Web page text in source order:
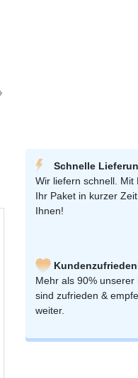
Schnelle
Wir liefern schnell. Mit
Ihr Paket in kurzer
Ihnen!
Mehr als 90% unserer
sind zufrieden &
weiter.